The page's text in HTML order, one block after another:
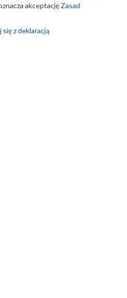
akceptację Zasad
się z deklaracją